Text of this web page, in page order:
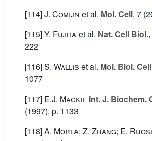
[114]J. Comijn et al. Mol. Cell, 7
[115]Y. Fujitaet al. Nat. Cell Biol.
222
[116]S. Wallis et al. Mol. Biol. Cell
1077
[117] E.J. Mackie Int. J. Biochem.
(1997), p. 1133
[118]A. Morla; Z. Zhang; E.